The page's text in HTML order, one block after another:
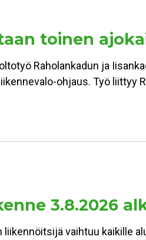
toinen
Raholankadun ja
ohjaus. Työ liittyy
3.8.2026
vaihtuu kaikille